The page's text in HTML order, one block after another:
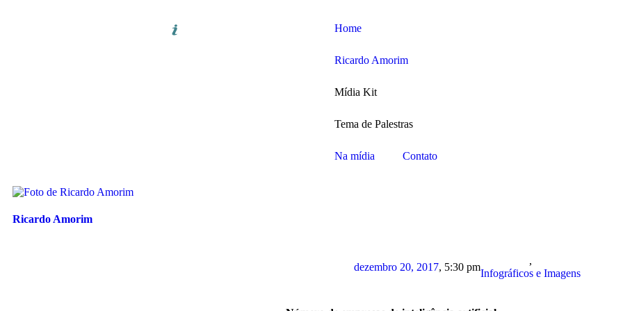
Home
Ricardo Amorim
Mídia Kit
Tema de Palestras
Na mídia Contato
Ricardo Amorim
dezembro 20, 2017, 5:30 pm
,
Infográficos e Imagens